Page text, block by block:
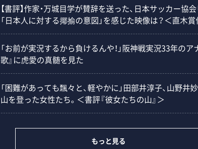
【書評】作家・万城目学が賛辞を送った、日本サッカー協
「日本人に対する揶揄の意図」を感じた映像は？＜直木
「お前が実況するから負けるんや！」阪神戦実況33年の
歌』に虎愛の真髄を見た
「困難があっても飄々と、軽やかに」田部井淳子、山野
山を登った女性たち。＜書評『彼女たちの山』＞
もっと見る